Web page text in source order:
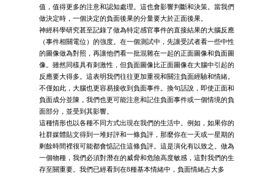
值，值得更多的注意和認知處理。這也會影響判斷和決策。當我們
做決定時，一個決定的負面後果的分量要大於正面後果。
神經科學研究甚至記錄了做為特定感官事件的直接結果的大腦反應
（事件相關電位）的強度。在一個測試中，先讓受試者看一些中性
的圖像做為對照，再讓他們看一批混雜在一起的正面圖像和負面圖
像。雖然同樣具有刺激性，但負面圖像比正面圖像在大腦中引起的
反應要大得多。這表明我們往往更加重視和關注負面經驗和情緒。
不僅如此，大腦也更容易接收到負面事件。換句話說，即使正面和
負面成分並陳，我們也更可能注意和記住負面事件或一個情境的負
面部分，並受到其影響。
這種情形也以各種不同方式出現在我們的生活中。例如，如果你的
社群媒體貼文得到一堆好評和一條負評，那麼你在一天或一星期的
剩餘時間裡很可能都會惦記住這條負評。這是演化有以致之。做為
一個物種，我們必須對潛在的威脅和危險高度敏感，這對我們的生
存至關重要。我們已經看到在8種基本情緒中，負面情緒占大多